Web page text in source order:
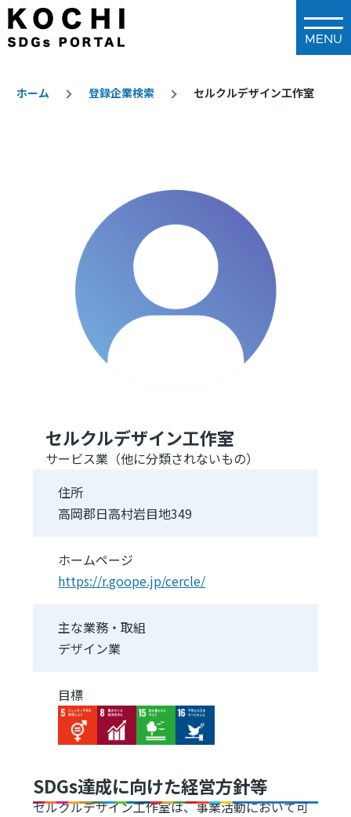
メインコンテンツに移動
ホーム 登録企業検索 セルクルデザイン工作室
セルクルデザイン工作室
サービス業（他に分類されないもの）
住所
高岡郡日高村岩目地349
ホームページ
https://r.goope.jp/cercle/
主な業務・取組
デザイン業
目標
Image Image Image Image
SDGs達成に向けた経営方針等
セルクルデザイン工作室は、事業活動において可